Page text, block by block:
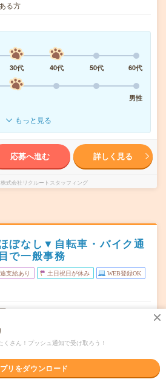
る方
30代 40代 50代
60代
男性
もっと見る
応募へ進む 詳しく見る
株式会社リクルートスタッフィング
ぼなし▼自転車・バイク通
で一般事務
支給あり 土日祝日が休み WEB登録OK
ら徒歩1分／上新庄駅から徒歩14分
憩45分）実働7時間25分（残業少なめ！）
始日相談OK
くさん！プッシュ通知で受け取ろう！
リをダウンロード